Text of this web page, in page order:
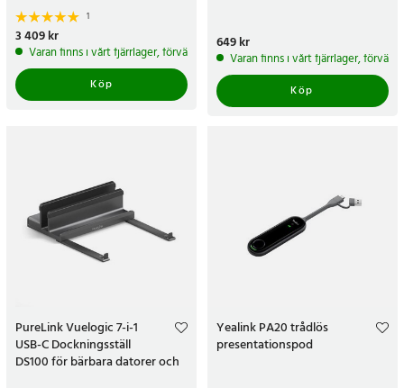
1
Pris:3 409 kr
3 409 kr
Varan finns i vårt fjärrlager, förväntas skickas inom 5-7 arbetsdagar
Köp
Pris:649 kr
649 kr
Varan finns i vårt fjärrlager,
Köp
PureLink Vuelogic 7-i-1
USB-C Dockningsställ
DS100 för bärbara datorer och
Yealink PA20 trådlös
presentationspod